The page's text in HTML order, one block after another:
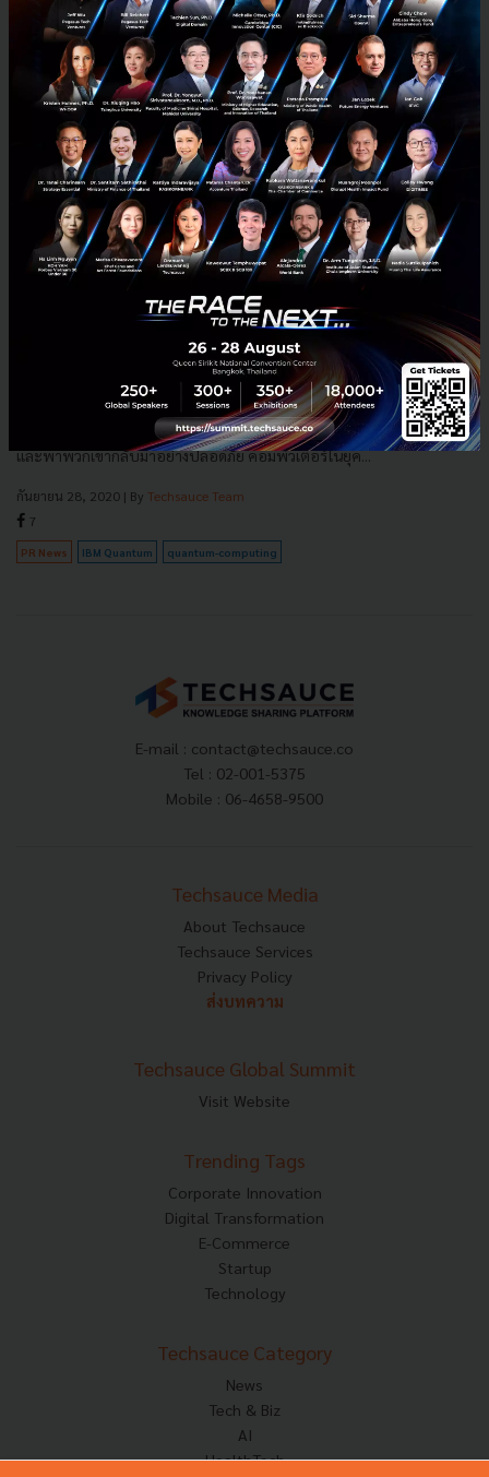
ย้อนกลับไปในปี 2512 มนุษย์ได้เอาชนะอุปสรรคทางเทคโนโลยีที่ไม่เคยมี
มาก่อน เพื่อสร้างประวัติศาสตร์หน้าใหม่ในการส่งมนุษย์ขึ้นไปบนดวงจันทร์
และพาพวกเขากลับมาอย่างปลอดภัย คอมพิวเตอร์ในยุค...
กันยายน 28, 2020 | By Techsauce Team
7
PR News IBM Quantum quantum-computing
E-mail : contact@techsauce.co
Tel : 02-001-5375
Mobile : 06-4658-9500
Techsauce Media
About Techsauce
Techsauce Services
Privacy Policy
ส่งบทความ
Techsauce Global Summit
Visit Website
Trending Tags
Corporate Innovation
Digital Transformation
E-Commerce
Startup
Technology
Techsauce Category
News
Tech & Biz
AI
HealthTech